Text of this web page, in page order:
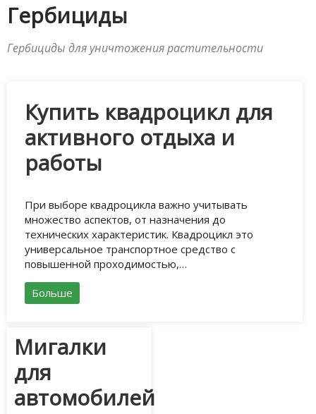
Гербициды
Гербициды для уничтожения растительности
Купить квадроцикл для
активного отдыха и
работы
При выборе квадроцикла важно учитывать
множество аспектов, от назначения до
технических характеристик. Квадроцикл это
универсальное транспортное средство с
повышенной проходимостью,…
Больше
Мигалки
для
автомобилей